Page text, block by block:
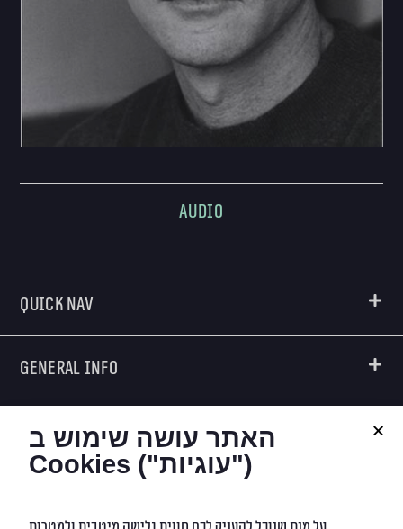
Audio
Quick Nav
General Info
Creators
האתר עושה שימוש ב
Cookies ("עוגיות")